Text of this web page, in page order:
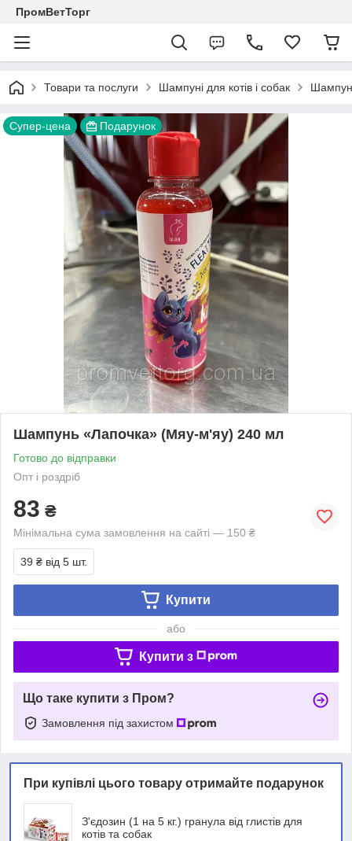
ПромВетТорг
Товари та послуги Шампуні для котів і собак
Супер-цена Подарунок
Шампунь «Лапочка» (Мяу-м'яу) 240 мл
Готово до відправки
Опт і роздріб
83 ₴
Мінімальна сума замовлення на сайті — 150 ₴
39 ₴ від 5 шт.
Купити
або
Купити з
Що таке купити з Пром?
Замовлення під захистом
При купівлі цього товару отримайте подарунок
З'єдозин (1 на 5 кг.) гранула від глистів для
котів та собак